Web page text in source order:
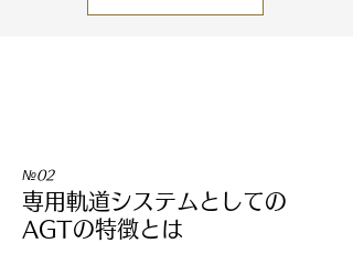
№02
専用軌道システムとしての
AGTの特徴とは